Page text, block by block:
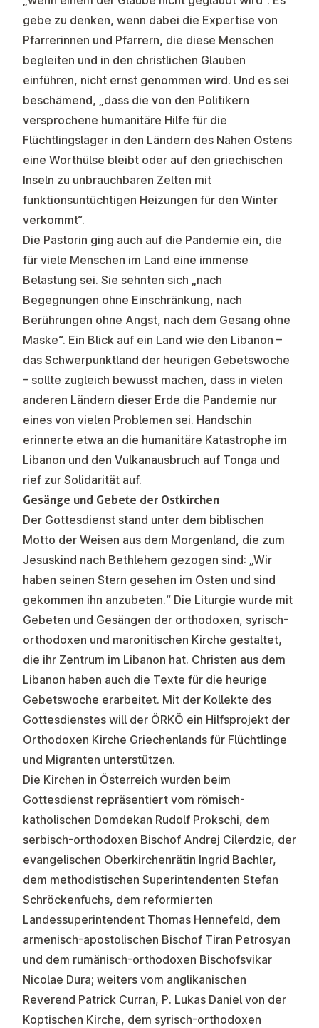
gebe zu denken, wenn dabei die Expertise von
Pfarrerinnen und Pfarrern, die diese Menschen
begleiten und in den christlichen Glauben
einführen, nicht ernst genommen wird. Und es sei
beschämend, „dass die von den Politikern
versprochene humanitäre Hilfe für die
Flüchtlingslager in den Ländern des Nahen Ostens
eine Worthülse bleibt oder auf den griechischen
Inseln zu unbrauchbaren Zelten mit
funktionsuntüchtigen Heizungen für den Winter
verkommt“.
Die Pastorin ging auch auf die Pandemie ein, die
für viele Menschen im Land eine immense
Belastung sei. Sie sehnten sich „nach
Begegnungen ohne Einschränkung, nach
Berührungen ohne Angst, nach dem Gesang ohne
Maske“. Ein Blick auf ein Land wie den Libanon –
das Schwerpunktland der heurigen Gebetswoche
– sollte zugleich bewusst machen, dass in vielen
anderen Ländern dieser Erde die Pandemie nur
eines von vielen Problemen sei. Handschin
erinnerte etwa an die humanitäre Katastrophe im
Libanon und den Vulkanausbruch auf Tonga und
rief zur Solidarität auf.
Gesänge und Gebete der Ostkirchen
Der Gottesdienst stand unter dem biblischen
Motto der Weisen aus dem Morgenland, die zum
Jesuskind nach Bethlehem gezogen sind: „Wir
haben seinen Stern gesehen im Osten und sind
gekommen ihn anzubeten.“ Die Liturgie wurde mit
Gebeten und Gesängen der orthodoxen, syrisch-
orthodoxen und maronitischen Kirche gestaltet,
die ihr Zentrum im Libanon hat. Christen aus dem
Libanon haben auch die Texte für die heurige
Gebetswoche erarbeitet. Mit der Kollekte des
Gottesdienstes will der ÖRKÖ ein Hilfsprojekt der
Orthodoxen Kirche Griechenlands für Flüchtlinge
und Migranten unterstützen.
Die Kirchen in Österreich wurden beim
Gottesdienst repräsentiert vom römisch-
katholischen Domdekan Rudolf Prokschi, dem
serbisch-orthodoxen Bischof Andrej Cilerdzic, der
evangelischen Oberkirchenrätin Ingrid Bachler,
dem methodistischen Superintendenten Stefan
Schröckenfuchs, dem reformierten
Landessuperintendent Thomas Hennefeld, dem
armenisch-apostolischen Bischof Tiran Petrosyan
und dem rumänisch-orthodoxen Bischofsvikar
Nicolae Dura; weiters vom anglikanischen
Reverend Patrick Curran, P. Lukas Daniel von der
Koptischen Kirche, dem syrisch-orthodoxen